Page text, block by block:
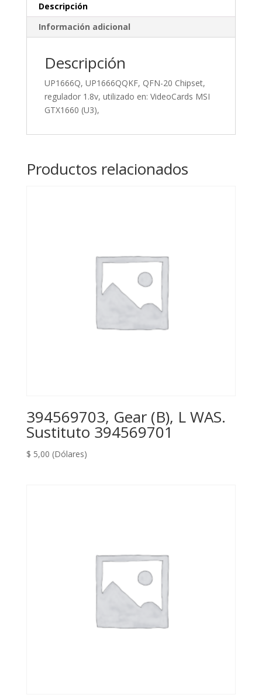
VideoCards
MSI
cantidad
Descripción
Información adicional
Descripción
UP1666Q, UP1666QQKF, QFN-20 Chipset,
regulador 1.8v, utilizado en: VideoCards MSI
GTX1660 (U3),
Productos relacionados
394569703, Gear (B), L WAS.
Sustituto 394569701
$ 5,00 (Dólares)